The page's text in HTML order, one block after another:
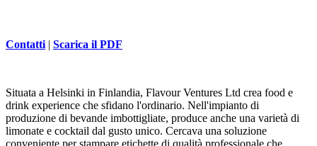
Contatti | Scarica il PDF
Situata a Helsinki in Finlandia, Flavour Ventures Ltd crea food e
drink experience che sfidano l'ordinario. Nell'impianto di
produzione di bevande imbottigliate, produce anche una varietà di
limonate e cocktail dal gusto unico. Cercava una soluzione
conveniente per stampare etichette di qualità professionale che